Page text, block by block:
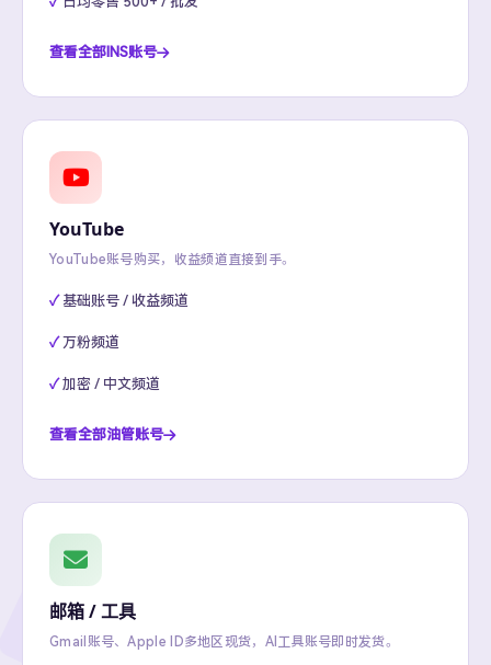
查看全部INS账号
YouTube
YouTube账号购买，收益频道直接到手。
基础账号 / 收益频道
万粉频道
加密 / 中文频道
查看全部油管账号
邮箱 / 工具
Gmail账号、Apple ID多地区现货，AI工具账号即时发货。